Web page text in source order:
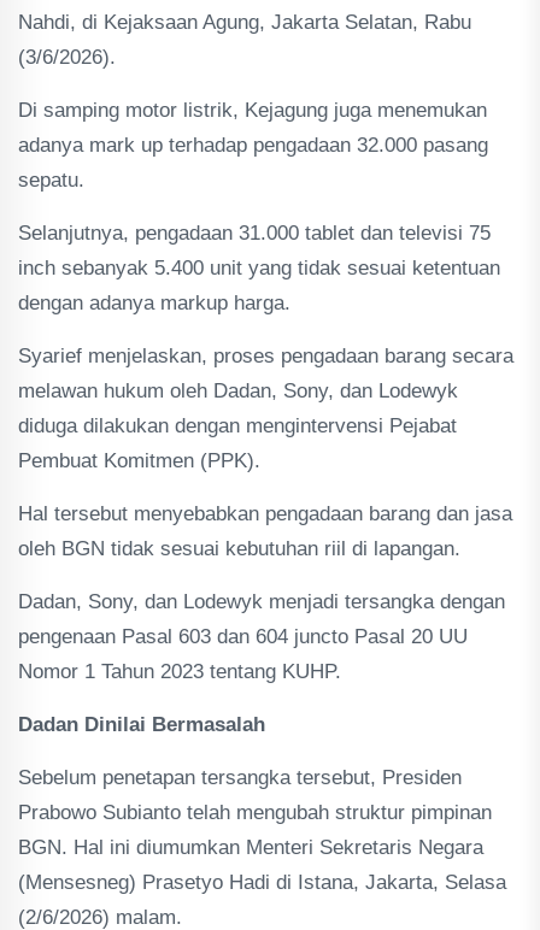
Nahdi, di Kejaksaan Agung, Jakarta Selatan, Rabu
(3/6/2026).
Di samping motor listrik, Kejagung juga menemukan
adanya mark up terhadap pengadaan 32.000 pasang
sepatu.
Selanjutnya, pengadaan 31.000 tablet dan televisi 75
inch sebanyak 5.400 unit yang tidak sesuai ketentuan
dengan adanya markup harga.
Syarief menjelaskan, proses pengadaan barang secara
melawan hukum oleh Dadan, Sony, dan Lodewyk
diduga dilakukan dengan mengintervensi Pejabat
Pembuat Komitmen (PPK).
Hal tersebut menyebabkan pengadaan barang dan jasa
oleh BGN tidak sesuai kebutuhan riil di lapangan.
Dadan, Sony, dan Lodewyk menjadi tersangka dengan
pengenaan Pasal 603 dan 604 juncto Pasal 20 UU
Nomor 1 Tahun 2023 tentang KUHP.
Dadan Dinilai Bermasalah
Sebelum penetapan tersangka tersebut, Presiden
Prabowo Subianto telah mengubah struktur pimpinan
BGN. Hal ini diumumkan Menteri Sekretaris Negara
(Mensesneg) Prasetyo Hadi di Istana, Jakarta, Selasa
(2/6/2026) malam.